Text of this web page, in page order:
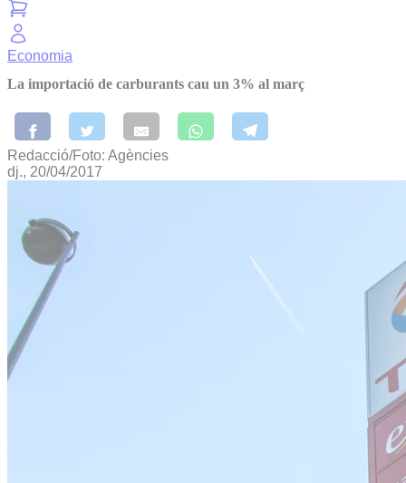
Economia
La importació de carburants cau un 3% al març
Redacció/Foto: Agències
dj., 20/04/2017